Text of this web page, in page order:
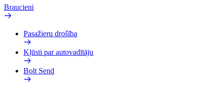
Braucieni
Pasažieru drošība
Kļūsti par autovadītāju
Bolt Send